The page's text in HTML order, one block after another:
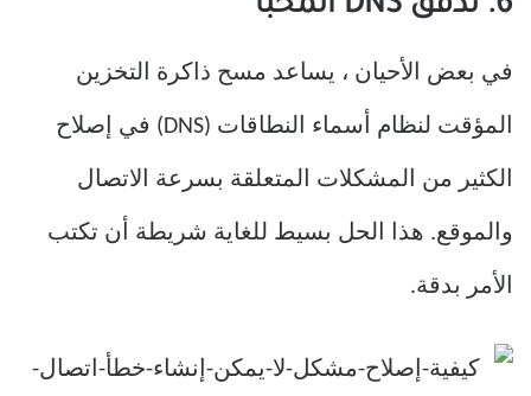
6. تدفق DNS المخبأ
في بعض الأحيان ، يساعد مسح ذاكرة التخزين
المؤقت لنظام أسماء النطاقات (DNS) في إصلاح
الكثير من المشكلات المتعلقة بسرعة الاتصال
والموقع. هذا الحل بسيط للغاية شريطة أن تكتب
الأمر بدقة.